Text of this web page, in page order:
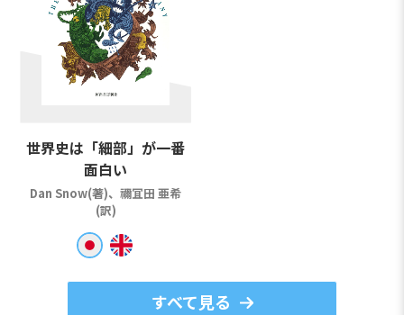
世界史は「細部」が一番
面白い
Dan Snow(著)、禰冝田 亜希
(訳)
すべて見る